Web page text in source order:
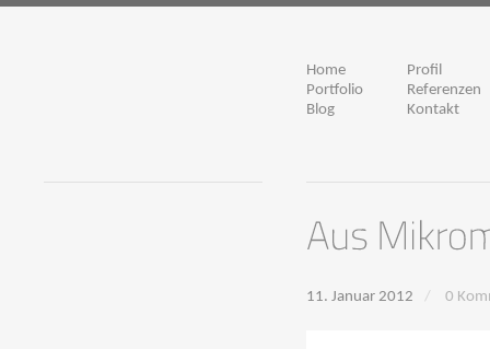
Home
Portfolio
Blog
Profil
Referenzen
Kontakt
11. Januar 2012 / 0